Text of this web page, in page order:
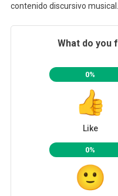
contenido discursivo musical.
What do you
0%
Like
0%